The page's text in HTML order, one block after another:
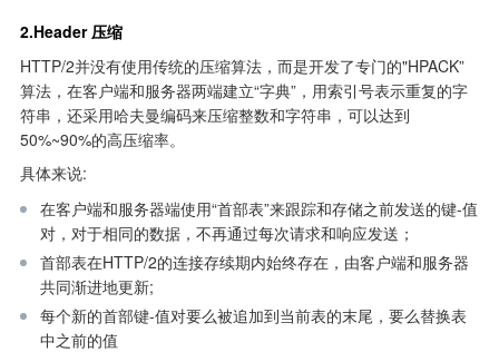
2.Header 压缩
HTTP/2并没有使用传统的压缩算法，而是开发了专门的"HPACK”
算法，在客户端和服务器两端建立“字典”，用索引号表示重复的字
符串，还采用哈夫曼编码来压缩整数和字符串，可以达到
50%~90%的高压缩率。
具体来说:
在客户端和服务器端使用“首部表”来跟踪和存储之前发送的键-值
对，对于相同的数据，不再通过每次请求和响应发送；
首部表在HTTP/2的连接存续期内始终存在，由客户端和服务器
共同渐进地更新;
每个新的首部键-值对要么被追加到当前表的末尾，要么替换表
中之前的值